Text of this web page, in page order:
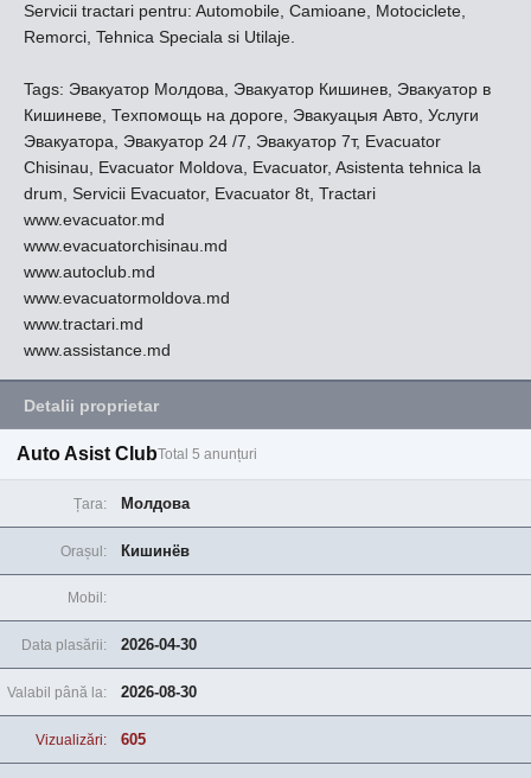
Servicii tractari pentru: Automobile, Camioane, Motociclete,
Remorci, Tehnica Speciala si Utilaje.
Tags: Эвакуатор Молдова, Эвакуатор Кишинев, Эвакуатор в
Кишиневе, Техпомощь на дороге, Эвакуацыя Авто, Услуги
Эвакуатора, Эвакуатор 24 /7, Эвакуатор 7т, Evacuator
Chisinau, Evacuator Moldova, Evacuator, Asistenta tehnica la
drum, Servicii Evacuator, Evacuator 8t, Tractari
www.evacuator.md
www.evacuatorchisinau.md
www.autoclub.md
www.evacuatormoldova.md
www.tractari.md
www.assistance.md
Detalii proprietar
Auto Asist ClubTotal 5 anunțuri
Țara: Молдова
Data plasării: 2026-04-30
Orașul: Кишинёв
Valabil până la: 2026-08-30
Mobil:
Vizualizări: 605